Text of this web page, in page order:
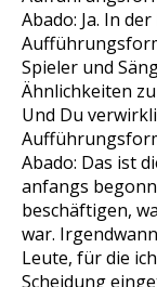
Abado: Ja. In
Spieler und
Ähnlichkeiten
Und Du
Abado: Das ist
anfangs
beschäftigen,
war.
Leute, für die
Scheidung